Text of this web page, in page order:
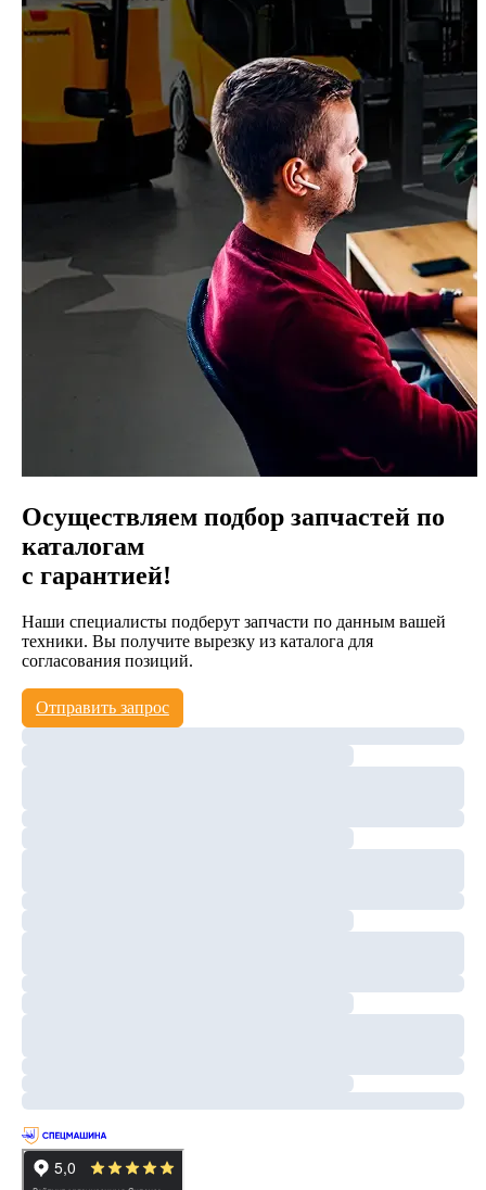
Осуществляем подбор запчастей по
каталогам
с гарантией!
Наши специалисты подберут запчасти по данным вашей
техники. Вы получите вырезку из каталога для
согласования позиций.
Отправить запрос